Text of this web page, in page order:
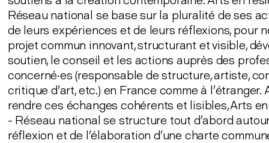
Réseau national se base sur la pluralité de ses
de leurs expériences et de leurs réflexions, pour
projet commun innovant, structurant et visible,
soutien, le conseil et les actions auprès des
concerné·es (responsable de structure, artiste,
critique d’art, etc.) en France comme à l’étranger.
rendre ces échanges cohérents et lisibles, Arts
- Réseau national se structure tout d’abord
réflexion et de l’élaboration d’une charte